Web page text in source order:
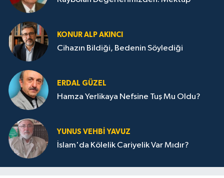
KONUR ALP AKINCI
Cihazın Bildiği, Bedenin Söylediği
ERDAL GÜZEL
Hamza Yerlikaya Nefsine Tuş Mu Oldu?
YUNUS VEHBI YAVUZ
İslam'da Kölelik Cariyelik Var Mıdır?